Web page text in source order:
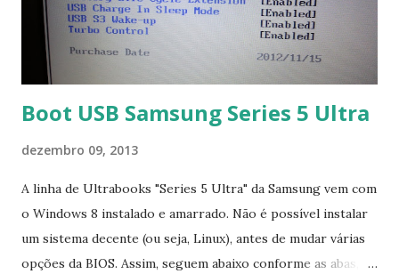
Boot USB Samsung Series 5 Ultra
dezembro 09, 2013
A linha de Ultrabooks "Series 5 Ultra" da Samsung vem com
o Windows 8 instalado e amarrado. Não é possível instalar
um sistema decente (ou seja, Linux), antes de mudar várias
opções da BIOS. Assim, seguem abaixo conforme as abas, a